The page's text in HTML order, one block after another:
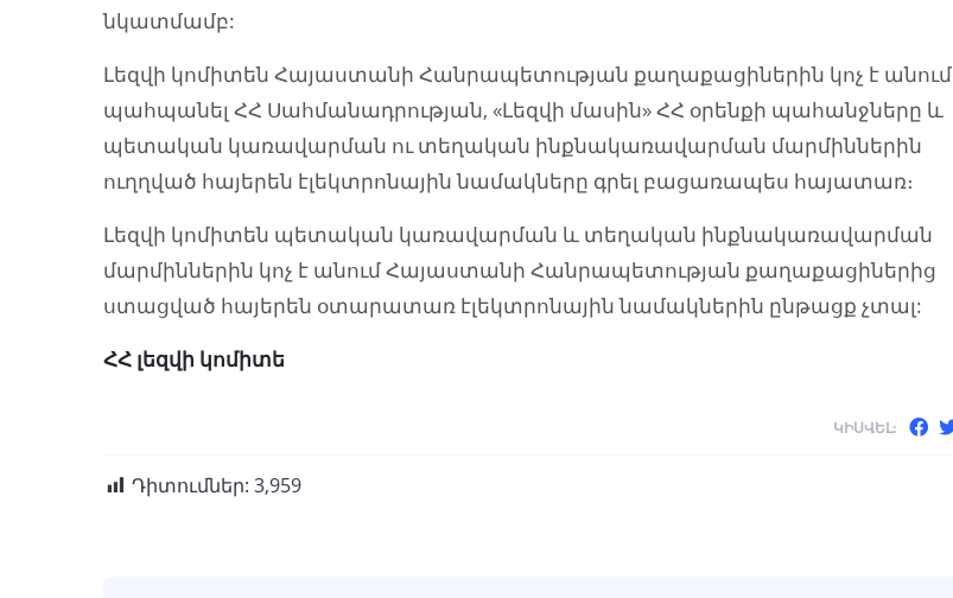
նկատմամբ:
Լեզվի կոմիտեն Հայաստանի Հանրապետության քաղաքացիներին կոչ է անում
պահպանել ՀՀ Սահմանադրության, «Լեզվի մասին» ՀՀ օրենքի պահանջները և
պետական կառավարման ու տեղական ինքնակառավարման մարմիններին
ուղղված հայերեն էլեկտրոնային նամակները գրել բացառապես հայատառ։
Լեզվի կոմիտեն պետական կառավարման և տեղական ինքնակառավարման
մարմիններին կոչ է անում Հայաստանի Հանրապետության քաղաքացիներից
ստացված հայերեն օտարատառ էլեկտրոնային նամակներին ընթացք չտալ:
ՀՀ լեզվի կոմիտե
ԿԻՍՎԵԼ:
Դիտումներ: 3,959